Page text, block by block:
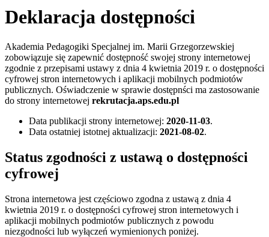
Deklaracja dostępności
Akademia Pedagogiki Specjalnej im. Marii Grzegorzewskiej
zobowiązuje się zapewnić dostępność swojej strony internetowej
zgodnie z przepisami ustawy z dnia 4 kwietnia 2019 r. o dostępności
cyfrowej stron internetowych i aplikacji mobilnych podmiotów
publicznych. Oświadczenie w sprawie dostępnści ma zastosowanie
do strony internetowej rekrutacja.aps.edu.pl
Data publikacji strony internetowej: 2020-11-03.
Data ostatniej istotnej aktualizacji: 2021-08-02.
Status zgodności z ustawą o dostępności
cyfrowej
Strona internetowa jest częściowo zgodna z ustawą z dnia 4
kwietnia 2019 r. o dostępności cyfrowej stron internetowych i
aplikacji mobilnych podmiotów publicznych z powodu
niezgodności lub wyłączeń wymienionych poniżej.